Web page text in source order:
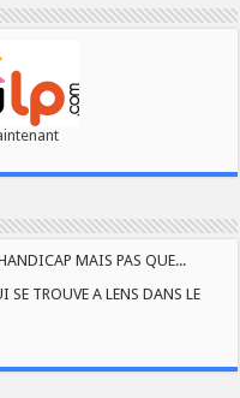
MAIS PAS QUE...
TROUVE A LENS DANS LE